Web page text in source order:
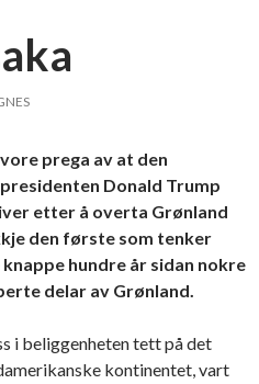
prega av at den
Donald Trump
etter å overta Grønland
den første som tenker
hundre år sidan nokre
delar av Grønland.
i beliggenheten tett på det
kontinentet, vart